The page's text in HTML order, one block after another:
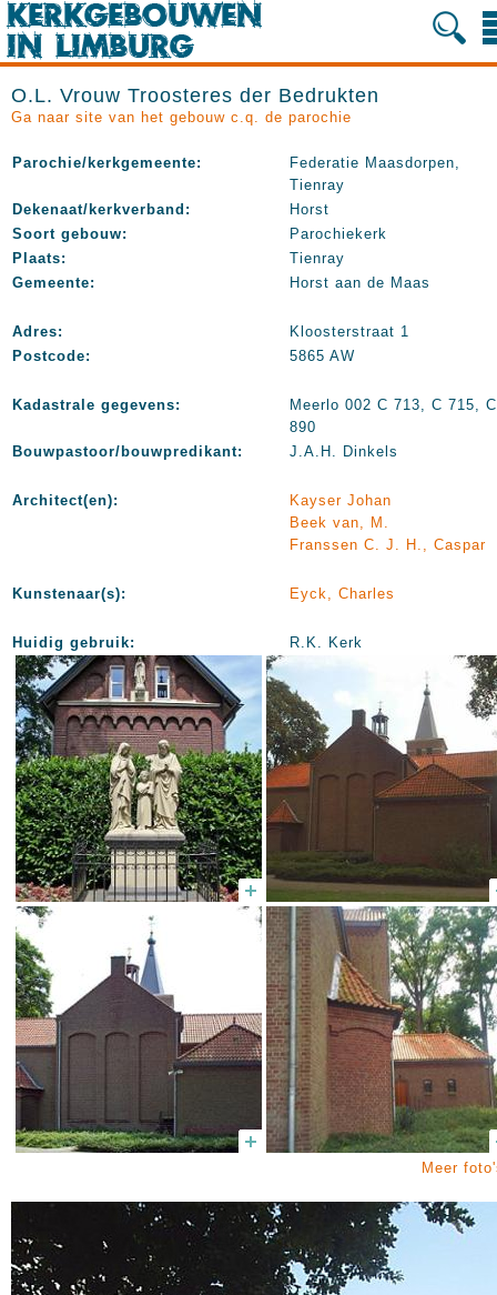
O.L. Vrouw Troosteres der Bedrukten
Ga naar site van het gebouw c.q. de parochie
Parochie/kerkgemeente:
Federatie Maasdorpen,
Tienray
Dekenaat/kerkverband:
Horst
Soort gebouw:
Parochiekerk
Plaats:
Tienray
Gemeente:
Horst aan de Maas
Adres:
Kloosterstraat 1
Postcode:
5865 AW
Kadastrale gegevens:
Meerlo 002 C 713, C 715, C
890
Bouwpastoor/bouwpredikant:
J.A.H. Dinkels
Architect(en):
Kayser Johan
Beek van, M.
Franssen C. J. H., Caspar
Kunstenaar(s): Eyck, Charles
Huidig gebruik: R.K. Kerk
Meer